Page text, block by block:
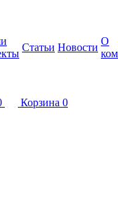
Статьи Новости
О
Корзина 0